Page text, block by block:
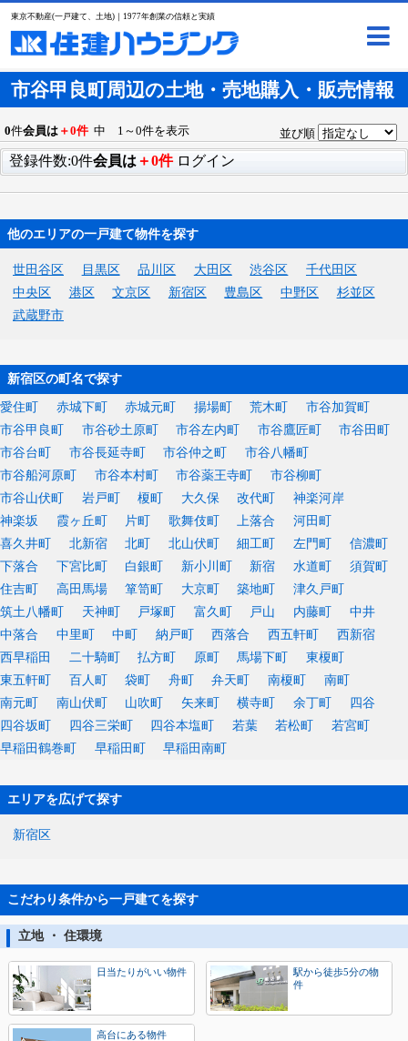
東京不動産(一戸建て、土地)｜1977年創業の信頼と実績
市谷甲良町周辺の土地・売地購入・販売情報
0件会員は ＋0件 中 1～0件を表示 並び順
登録件数:0件会員は ＋0件 ログイン
他のエリアの一戸建て物件を探す
世田谷区 目黒区 品川区 大田区 渋谷区
千代田区
中央区
港区 文京区 新宿区 豊島区 中野区
杉並区
武蔵野市
新宿区の町名で探す
愛住町 赤城下町 赤城元町 揚場町 荒木町
市谷加賀町
市谷甲良町
市谷砂土原町 市谷左内町 市谷鷹匠町
市谷田町
市谷台町
市谷長延寺町 市谷仲之町
市谷八幡町
市谷船河原町
市谷本村町 市谷薬王寺町
市谷柳町
市谷山伏町
岩戸町 榎町 大久保 改代町
神楽河岸
神楽坂
霞ヶ丘町 片町 歌舞伎町 上落合
河田町
喜久井町
北新宿 北町 北山伏町 細工町 左門町
信濃町
下落合
下宮比町 白銀町 新小川町 新宿 水道町
須賀町
住吉町
高田馬場 箪笥町 大京町 築地町
津久戸町
筑土八幡町
天神町 戸塚町 富久町 戸山 内藤町
中井
中落合
中里町 中町 納戸町 西落合 西五軒町
西新宿
西早稲田
二十騎町 払方町 原町 馬場下町
東榎町
東五軒町
百人町 袋町 舟町 弁天町 南榎町
南町
南元町
南山伏町 山吹町 矢来町 横寺町 余丁町
四谷
四谷坂町
四谷三栄町 四谷本塩町 若葉 若松町
若宮町
早稲田鶴巻町
早稲田町 早稲田南町
エリアを広げて探す
新宿区
こだわり条件から一戸建てを探す
立地 ・ 住環境
日当たりがいい物件
駅から徒歩5分の物
件
高台にある物件